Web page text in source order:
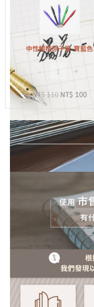
觸
控
子
筆-
寶
色
中性觸控原子筆-寶藍色
- +
NT$110 NT$ 100